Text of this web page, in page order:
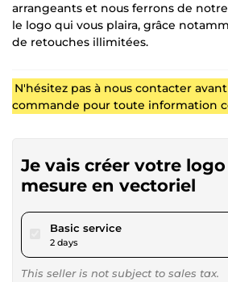
arrangeants et nous ferrons de
le logo qui vous plaira, grâce
de retouches illimitées.
N'hésitez pas à nous contacter
commande pour toute information
Je vais créer votre
mesure en vectoriel
Basic servicepour $17.29
2 days
This seller is not subject to sales tax.